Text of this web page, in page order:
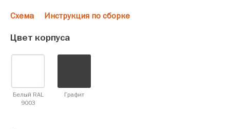
Схема Инструкция по сборке
Цвет корпуса
Белый RAL
9003
Графит